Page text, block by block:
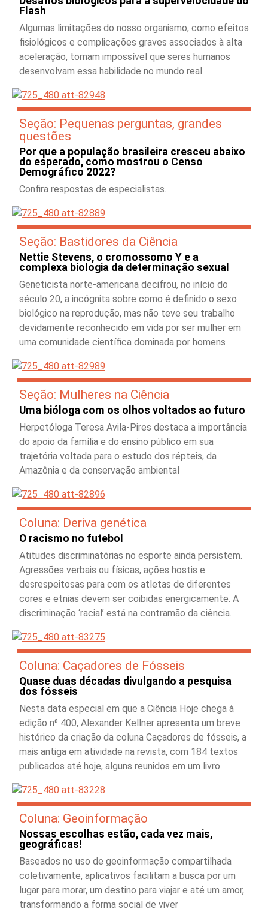
Flash
Algumas limitações do nosso organismo, como efeitos
fisiológicos e complicações graves associados à alta
aceleração, tornam impossível que seres humanos
desenvolvam essa habilidade no mundo real
Seção: Pequenas perguntas, grandes
questões
Por que a população brasileira cresceu abaixo
do esperado, como mostrou o Censo
Demográfico 2022?
Confira respostas de especialistas.
Seção: Bastidores da Ciência
Nettie Stevens, o cromossomo Y e a
complexa biologia da determinação sexual
Geneticista norte-americana decifrou, no início do
século 20, a incógnita sobre como é definido o sexo
biológico na reprodução, mas não teve seu trabalho
devidamente reconhecido em vida por ser mulher em
uma comunidade científica dominada por homens
Seção: Mulheres na Ciência
Uma bióloga com os olhos voltados ao futuro
Herpetóloga Teresa Avila-Pires destaca a importância
do apoio da família e do ensino público em sua
trajetória voltada para o estudo dos répteis, da
Amazônia e da conservação ambiental
Coluna: Deriva genética
O racismo no futebol
Atitudes discriminatórias no esporte ainda persistem.
Agressões verbais ou físicas, ações hostis e
desrespeitosas para com os atletas de diferentes
cores e etnias devem ser coibidas energicamente. A
discriminação ‘racial’ está na contramão da ciência.
Coluna: Caçadores de Fósseis
Quase duas décadas divulgando a pesquisa
dos fósseis
Nesta data especial em que a Ciência Hoje chega à
edição n⁰ 400, Alexander Kellner apresenta um breve
histórico da criação da coluna Caçadores de fósseis, a
mais antiga em atividade na revista, com 184 textos
publicados até hoje, alguns reunidos em um livro
Coluna: Geoinformação
Nossas escolhas estão, cada vez mais,
geográficas!
Baseados no uso de geoinformação compartilhada
coletivamente, aplicativos facilitam a busca por um
lugar para morar, um destino para viajar e até um amor,
transformando a forma social de viver